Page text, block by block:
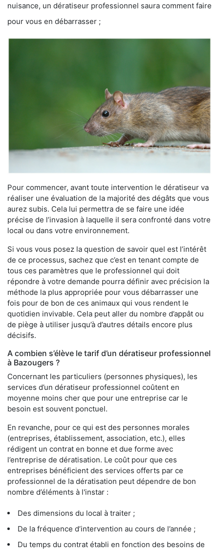
nuisance, un dératiseur professionnel saura comment faire
pour vous en débarrasser ;
Pour commencer, avant toute intervention le dératiseur va
réaliser une évaluation de la majorité des dégâts que vous
aurez subis. Cela lui permettra de se faire une idée
précise de l’invasion à laquelle il sera confronté dans votre
local ou dans votre environnement.
Si vous vous posez la question de savoir quel est l’intérêt
de ce processus, sachez que c’est en tenant compte de
tous ces paramètres que le professionnel qui doit
répondre à votre demande pourra définir avec précision la
méthode la plus appropriée pour vous débarrasser une
fois pour de bon de ces animaux qui vous rendent le
quotidien invivable. Cela peut aller du nombre d’appât ou
de piège à utiliser jusqu’à d’autres détails encore plus
décisifs.
A combien s’élève le tarif d’un dératiseur professionnel
à Bazougers ?
Concernant les particuliers (personnes physiques), les
services d’un dératiseur professionnel coûtent en
moyenne moins cher que pour une entreprise car le
besoin est souvent ponctuel.
En revanche, pour ce qui est des personnes morales
(entreprises, établissement, association, etc.), elles
rédigent un contrat en bonne et due forme avec
l’entreprise de dératisation. Le coût pour que ces
entreprises bénéficient des services offerts par ce
professionnel de la dératisation peut dépendre de bon
nombre d’éléments à l'instar :
Des dimensions du local à traiter ;
De la fréquence d’intervention au cours de l’année ;
Du temps du contrat établi en fonction des besoins de